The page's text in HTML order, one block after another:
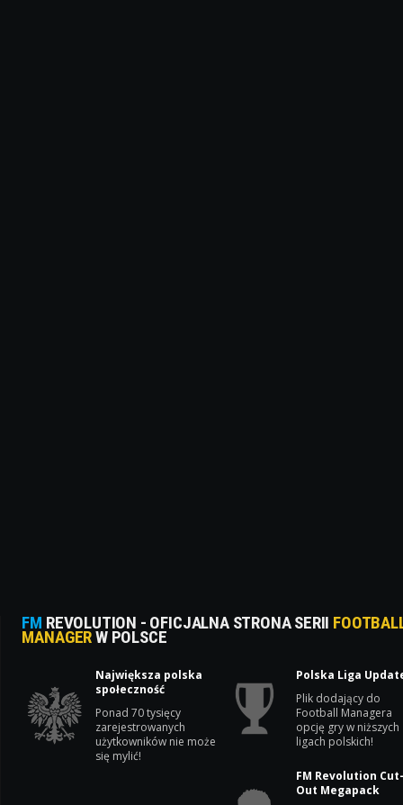
FM REVOLUTION - OFICJALNA STRONA SERII
MANAGERW POLSCE
Największa polska
społeczność
Ponad 70 tysięcy
zarejestrowanych
użytkowników nie może
się mylić!
Polska Liga
Plik dodający do
Football Managera
opcję gry w niższych
ligach polskich!
FM Revolution
Out Megapack